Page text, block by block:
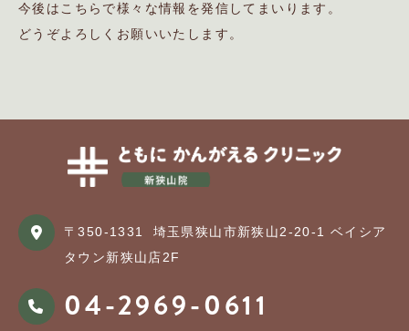
今後はこちらで様々な情報を発信してまいります。
どうぞよろしくお願いいたします。
〒350-1331
埼玉県狭山市新狭山2-20-1 ベイシア
タウン新狭山店2F
04-2969-0611